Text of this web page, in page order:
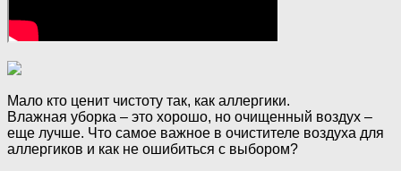
Мало кто ценит чистоту так, как аллергики.
Влажная уборка – это хорошо, но очищенный воздух –
еще лучше. Что самое важное в очистителе воздуха для
аллергиков и как не ошибиться с выбором?